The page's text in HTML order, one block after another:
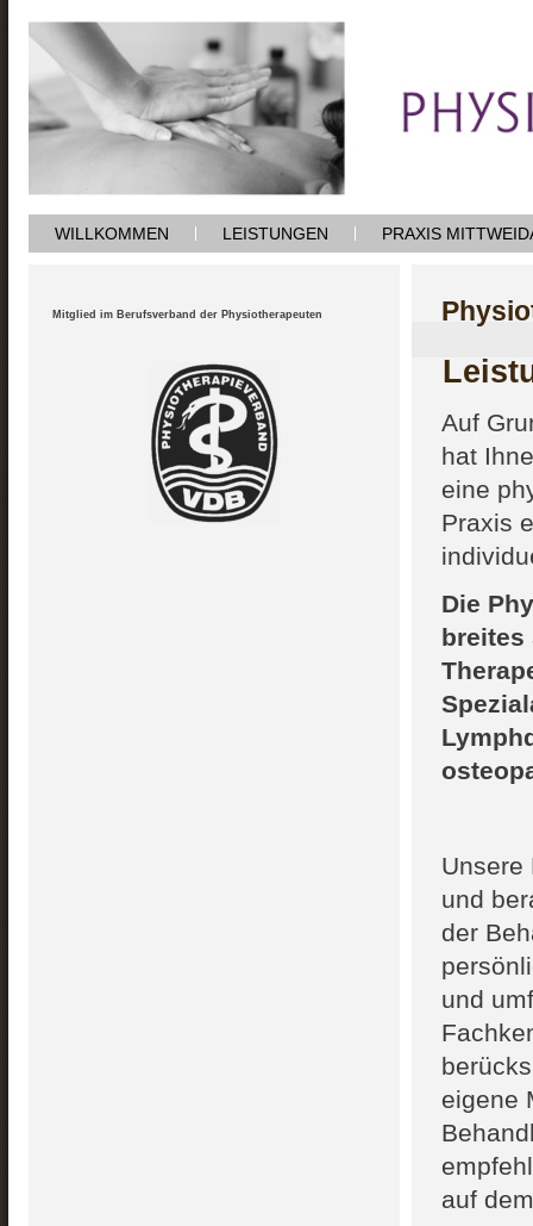
WILLKOMMEN LEISTUNGEN PRAXIS
Mitglied im Berufsverband der Physiotherapeuten
Auf
hat
eine
Praxis e
indivi
Die
breites
Unsere
und
der
und
eigene
auf